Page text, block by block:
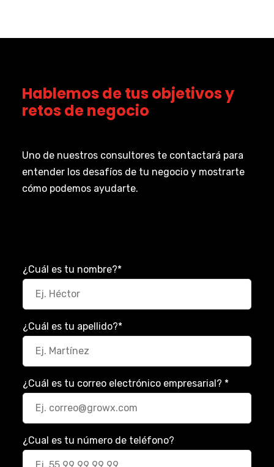
Hablemos de tus objetivos y
retos de negocio
Uno de nuestros consultores te contactará para
entender los desafíos de tu negocio y mostrarte
cómo podemos ayudarte.
¿Cuál es tu nombre?*
¿Cuál es tu apellido?*
¿Cuál es tu correo electrónico empresarial? *
¿Cual es tu número de teléfono?